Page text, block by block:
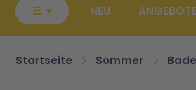
☰ NEU ANGEBOTE
Startseite Sommer